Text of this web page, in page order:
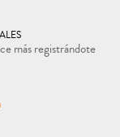
más registrándote